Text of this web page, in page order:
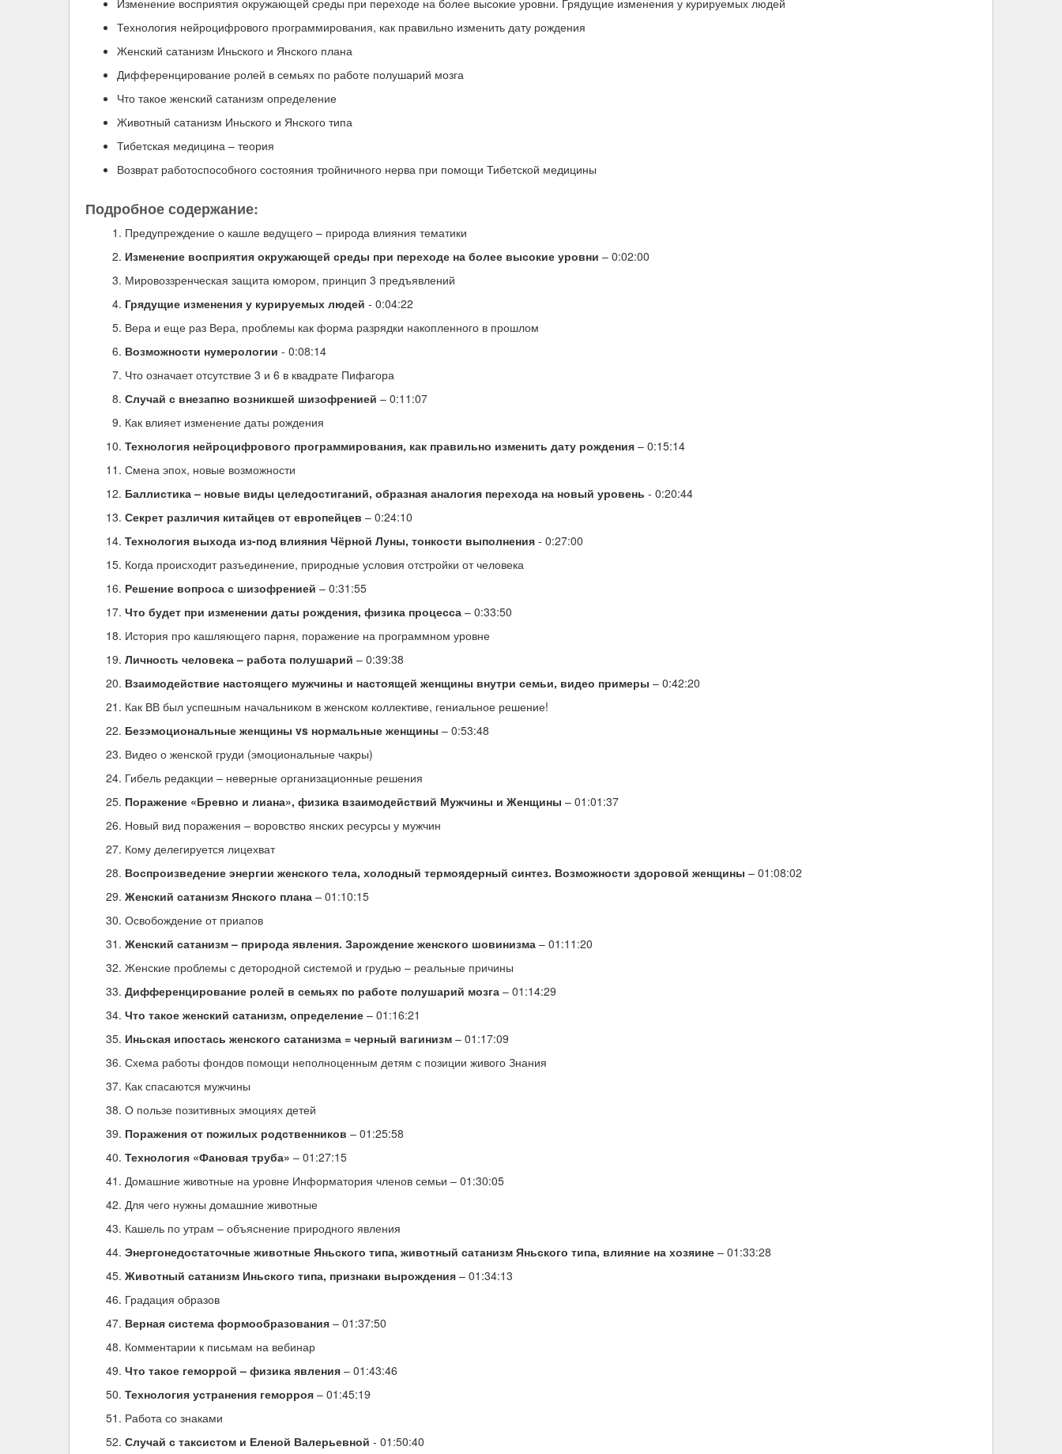
Изменение восприятия окружающей среды при переходе на более высокие уровни. Грядущие изменения у курируемых людей
Технология нейроцифрового программирования, как правильно изменить дату рождения
Женский сатанизм Иньского и Янского плана
Дифференцирование ролей в семьях по работе полушарий мозга
Что такое женский сатанизм определение
Животный сатанизм Иньского и Янского типа
Тибетская медицина – теория
Возврат работоспособного состояния тройничного нерва при помощи Тибетской медицины
Подробное содержание:
Предупреждение о кашле ведущего – природа влияния тематики
Изменение восприятия окружающей среды при переходе на более высокие уровни – 0:02:00
Мировоззренческая защита юмором, принцип 3 предъявлений
Грядущие изменения у курируемых людей - 0:04:22
Вера и еще раз Вера, проблемы как форма разрядки накопленного в прошлом
Возможности нумерологии - 0:08:14
Что означает отсутствие 3 и 6 в квадрате Пифагора
Случай с внезапно возникшей шизофренией – 0:11:07
Как влияет изменение даты рождения
Технология нейроцифрового программирования, как правильно изменить дату рождения – 0:15:14
Смена эпох, новые возможности
Баллистика – новые виды целедостиганий, образная аналогия перехода на новый уровень - 0:20:44
Секрет различия китайцев от европейцев – 0:24:10
Технология выхода из-под влияния Чёрной Луны, тонкости выполнения - 0:27:00
Когда происходит разъединение, природные условия отстройки от человека
Решение вопроса с шизофренией – 0:31:55
Что будет при изменении даты рождения, физика процесса – 0:33:50
История про кашляющего парня, поражение на программном уровне
Личность человека – работа полушарий – 0:39:38
Взаимодействие настоящего мужчины и настоящей женщины внутри семьи, видео примеры – 0:42:20
Как ВВ был успешным начальником в женском коллективе, гениальное решение!
Безэмоциональные женщины vs нормальные женщины – 0:53:48
Видео о женской груди (эмоциональные чакры)
Гибель редакции – неверные организационные решения
Поражение «Бревно и лиана», физика взаимодействий Мужчины и Женщины – 01:01:37
Новый вид поражения – воровство янских ресурсы у мужчин
Кому делегируется лицехват
Воспроизведение энергии женского тела, холодный термоядерный синтез. Возможности здоровой женщины – 01:08:02
Женский сатанизм Янского плана – 01:10:15
Освобождение от приапов
Женский сатанизм – природа явления. Зарождение женского шовинизма – 01:11:20
Женские проблемы с детородной системой и грудью – реальные причины
Дифференцирование ролей в семьях по работе полушарий мозга – 01:14:29
Что такое женский сатанизм, определение – 01:16:21
Иньская ипостась женского сатанизма = черный вагинизм – 01:17:09
Схема работы фондов помощи неполноценным детям с позиции живого Знания
Как спасаются мужчины
О пользе позитивных эмоциях детей
Поражения от пожилых родственников – 01:25:58
Технология «Фановая труба» – 01:27:15
Домашние животные на уровне Информатория членов семьи – 01:30:05
Для чего нужны домашние животные
Кашель по утрам – объяснение природного явления
Энергонедостаточные животные Яньского типа, животный сатанизм Яньского типа, влияние на хозяине – 01:33:28
Животный сатанизм Иньского типа, признаки вырождения – 01:34:13
Градация образов
Верная система формообразования – 01:37:50
Комментарии к письмам на вебинар
Что такое геморрой – физика явления – 01:43:46
Технология устранения геморроя – 01:45:19
Работа со знаками
Случай с таксистом и Еленой Валерьевной - 01:50:40